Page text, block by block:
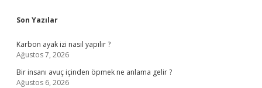
Sidebar
Son Yazılar
Karbon ayak izi nasıl yapılır ?
Ağustos 7, 2026
Bir insanı avuç içinden öpmek ne anlama gelir ?
Ağustos 6, 2026